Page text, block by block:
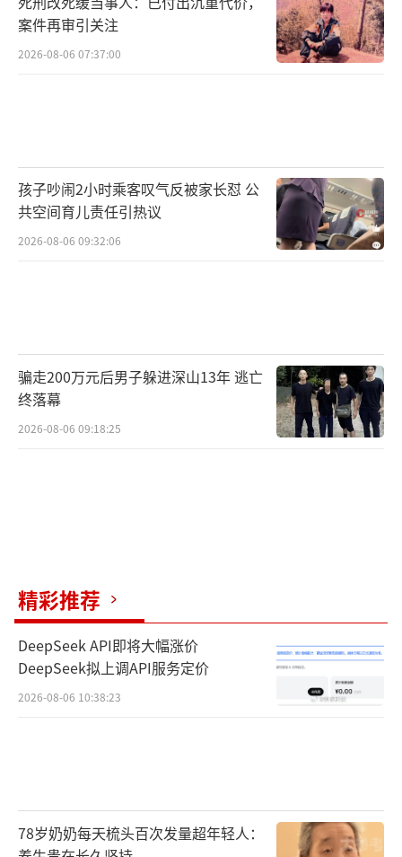
案件再审引关注
2026-08-06 07:37:00
孩子吵闹2小时乘客叹气反被家长怼 公
共空间育儿责任引热议
2026-08-06 09:32:06
骗走200万元后男子躲进深山13年 逃亡
终落幕
2026-08-06 09:18:25
精彩推荐
DeepSeek API即将大幅涨价
DeepSeek拟上调API服务定价
2026-08-06 10:38:23
78岁奶奶每天梳头百次发量超年轻人：